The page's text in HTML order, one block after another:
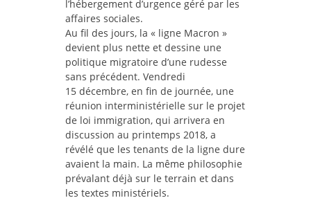
l’hébergement d’urgence géré par les
affaires sociales.
Au fil des jours, la « ligne Macron »
devient plus nette et dessine une
politique migratoire d’une rudesse
sans précédent. Vendredi
15 décembre, en fin de journée, une
réunion interministérielle sur le projet
de loi immigration, qui arrivera en
discussion au printemps 2018, a
révélé que les tenants de la ligne dure
avaient la main. La même philosophie
prévalant déjà sur le terrain et dans
les textes ministériels.